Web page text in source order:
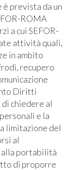
prevista da un
ROMA
a cui SEFOR-
attività quali,
in ambito
recupero
Diritti
chiedere al
e la
limitazione del
al
portabilità
di proporre